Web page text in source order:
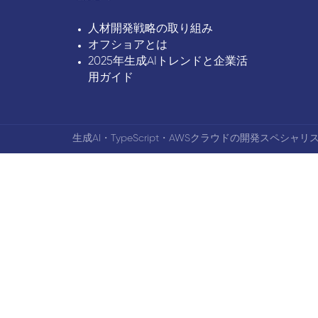
人材開発戦略の取り組み
オフショアとは
2025年生成AIトレンドと企業活
用ガイド
生成AI・TypeScript・AWSクラウドの開発スペシャリ